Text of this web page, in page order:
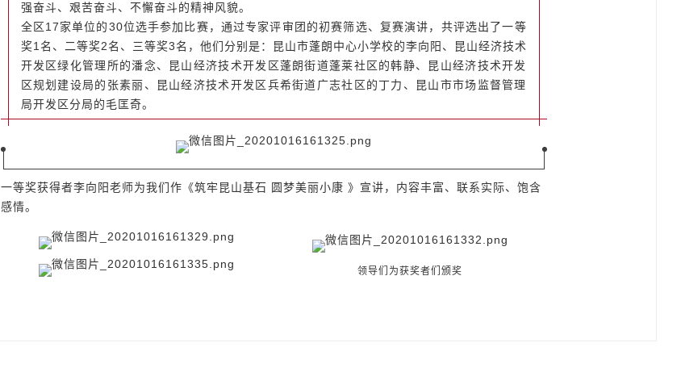
强奋斗、艰苦奋斗、不懈奋斗的精神风貌。
全区17家单位的30位选手参加比赛，通过专家评审团的初赛筛选、复赛演讲，共评选出了一等
奖1名、二等奖2名、三等奖3名，他们分别是：昆山市蓬朗中心小学校的李向阳、昆山经济技术
开发区绿化管理所的潘念、昆山经济技术开发区蓬朗街道蓬莱社区的韩静、昆山经济技术开发
区规划建设局的张素丽、昆山经济技术开发区兵希街道广志社区的丁力、昆山市市场监督管理
局开发区分局的毛匡奇。
一等奖获得者李向阳老师为我们作《筑牢昆山基石 圆梦美丽小康 》宣讲，内容丰富、联系实际、饱含
感情。
领导们为获奖者们颁奖